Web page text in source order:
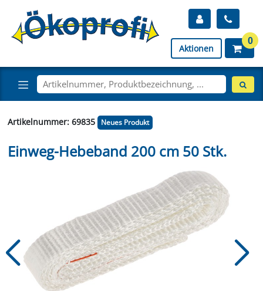
Aktionen
0
Artikelnummer: 69835 Neues Produkt
Einweg-Hebeband 200 cm 50 Stk.